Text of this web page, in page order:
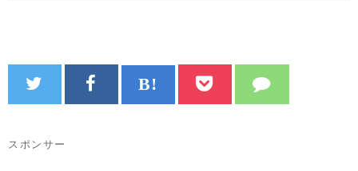
スポンサー